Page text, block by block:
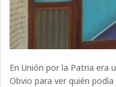
En Unión por la Patria era
Obvio para ver quién